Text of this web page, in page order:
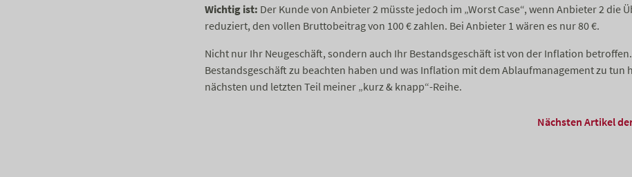
Wichtig ist: Der Kunde von Anbieter 2 müsste jedoch im „Worst Case“, wenn Anbieter 2 die
reduziert, den vollen Bruttobeitrag von 100 € zahlen. Bei Anbieter 1 wären es nur 80 €.
Nicht nur Ihr Neugeschäft, sondern auch Ihr Bestandsgeschäft ist von der Inflation
Bestandsgeschäft zu beachten haben und was Inflation mit dem Ablaufmanagement zu tun
nächsten und letzten Teil meiner „kurz & knapp“-Reihe.
Nächsten Artikel